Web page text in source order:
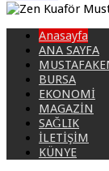
Anasayfa
ANA SAYFA
BURSA
EKONOMİ
MAGAZİN
SAĞLIK
İLETİŞİM
KÜNYE